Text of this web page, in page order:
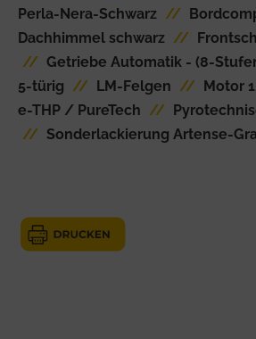
Perla-Nera-Schwarz //
Dachhimmel schwarz //
// Getriebe Automatik - (8-
5-türig // LM-Felgen // Motor
e-THP / PureTech //
// Sonderlackierung Artense-